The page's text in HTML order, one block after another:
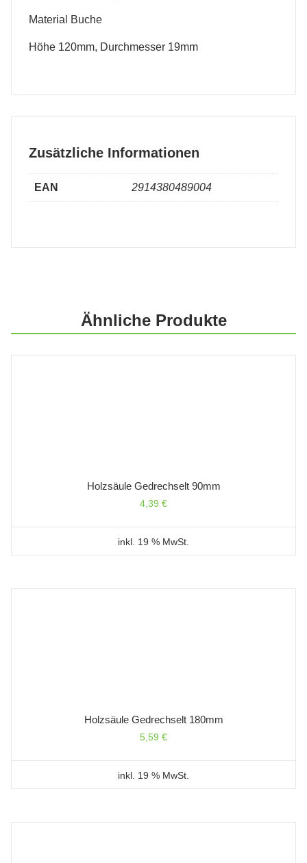
Material Buche
Höhe 120mm, Durchmesser 19mm
Zusätzliche Informationen
EAN 2914380489004
Ähnliche Produkte
Holzsäule Gedrechselt 90mm
4,39 €
inkl. 19 % MwSt.
Holzsäule Gedrechselt 180mm
5,59 €
inkl. 19 % MwSt.